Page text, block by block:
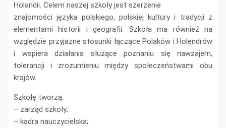
Holandii. Celem naszej szkoły jest szerzenie
znajomości języka polskiego, polskiej kultury i tradycji z
elementami historii i geografii. Szkoła ma również na
względzie przyjazne stosunki łączące Polaków i Holendrów
i wspiera działania służące poznaniu się nawzajem,
tolerancji i zrozumieniu między społeczeństwami obu
krajów.
Szkołę tworzą:
– zarząd szkoły;
– kadra nauczycielska;